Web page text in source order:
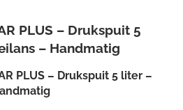
PLUS – Drukspuit 5
– Handmatig
PLUS – Drukspuit 5 liter –